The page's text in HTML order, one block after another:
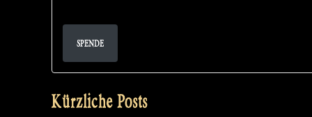
SPENDE
Kürzliche Posts